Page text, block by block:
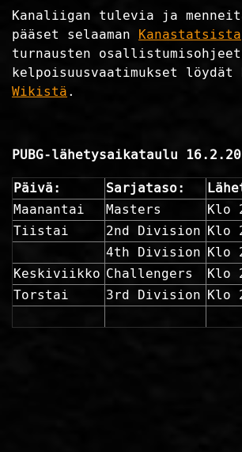
Kanaliigan tulevia ja
pääset selaaman Kanastatsista
turnausten osallistumisohjeet
kelpoisuusvaatimukset löydät
Wikistä .
PUBG-lähetysaikataulu
Päivä: Sarjataso:
Maanantai
Masters Klo
Tiistai
2nd Division Klo
4th Division Klo
Keskiviikko Challengers Klo
Torstai
3rd Division Klo